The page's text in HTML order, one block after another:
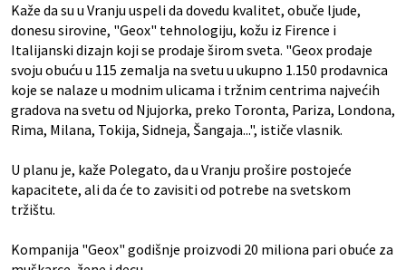
Kaže da su u Vranju uspeli da dovedu kvalitet, obuče ljude,
donesu sirovine, "Geox" tehnologiju, kožu iz Firence i
Italijanski dizajn koji se prodaje širom sveta. "Geox prodaje
svoju obuću u 115 zemalja na svetu u ukupno 1.150 prodavnica
koje se nalaze u modnim ulicama i tržnim centrima najvećih
gradova na svetu od Njujorka, preko Toronta, Pariza, Londona,
Rima, Milana, Tokija, Sidneja, Šangaja...", ističe vlasnik.
U planu je, kaže Polegato, da u Vranju prošire postojeće
kapacitete, ali da će to zavisiti od potrebe na svetskom
tržištu.
Kompanija "Geox" godišnje proizvodi 20 miliona pari obuće za